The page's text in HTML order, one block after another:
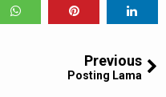
Previous
Posting Lama